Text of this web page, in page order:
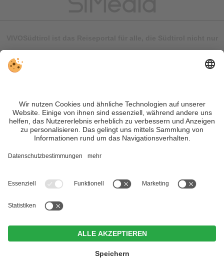
Im Tiefenbrunn - Gardensuites
können Fehler auftreten. Wir übernehmen keine Gewähr für
die Richtigkeit und Vollständigkeit aller Informationen.
Informieren Sie sich sicherheitshalber nochmals beim
Veranstalter vor Ort über die aktuellen Bedingungen.
Sitemap| Impressum&Datenschutz
Individuelle Cookie-